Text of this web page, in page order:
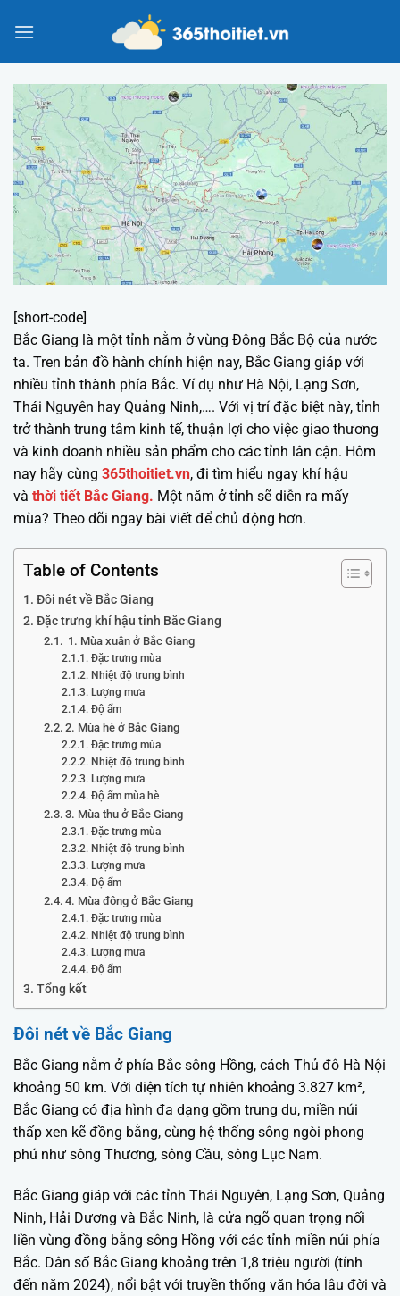
đến
[short-code]
Bắc Giang là một tỉnh nằm ở vùng Đông Bắc Bộ của nước
ta. Tren bản đồ hành chính hiện nay, Bắc Giang giáp với
nhiều tỉnh thành phía Bắc. Ví dụ như Hà Nội, Lạng Sơn,
Thái Nguyên hay Quảng Ninh,…. Với vị trí đặc biệt này, tỉnh
trở thành trung tâm kinh tế, thuận lợi cho việc giao thương
và kinh doanh nhiều sản phẩm cho các tỉnh lân cận. Hôm
nay hãy cùng 365thoitiet.vn, đi tìm hiểu ngay khí hậu
và thời tiết Bắc Giang. Một năm ở tỉnh sẽ diễn ra mấy
mùa? Theo dõi ngay bài viết để chủ động hơn.
Table of Contents
Đôi nét về Bắc Giang
Đặc trưng khí hậu tỉnh Bắc Giang
1. Mùa xuân ở Bắc Giang
Đặc trưng mùa
Nhiệt độ trung bình
Lượng mưa
Độ ẩm
2. Mùa hè ở Bắc Giang
Đặc trưng mùa
Nhiệt độ trung bình
Lượng mưa
Độ ẩm mùa hè
3. Mùa thu ở Bắc Giang
Đặc trưng mùa
Nhiệt độ trung bình
Lượng mưa
Độ ẩm
4. Mùa đông ở Bắc Giang
Đặc trưng mùa
Nhiệt độ trung bình
Lượng mưa
Độ ẩm
Tổng kết
Đôi nét về Bắc Giang
Bắc Giang nằm ở phía Bắc sông Hồng, cách Thủ đô Hà Nội
khoảng 50 km. Với diện tích tự nhiên khoảng 3.827 km²,
Bắc Giang có địa hình đa dạng gồm trung du, miền núi
thấp xen kẽ đồng bằng, cùng hệ thống sông ngòi phong
phú như sông Thương, sông Cầu, sông Lục Nam.
Bắc Giang giáp với các tỉnh Thái Nguyên, Lạng Sơn, Quảng
Ninh, Hải Dương và Bắc Ninh, là cửa ngõ quan trọng nối
liền vùng đồng bằng sông Hồng với các tỉnh miền núi phía
Bắc. Dân số Bắc Giang khoảng trên 1,8 triệu người (tính
đến năm 2024), nổi bật với truyền thống văn hóa lâu đời và